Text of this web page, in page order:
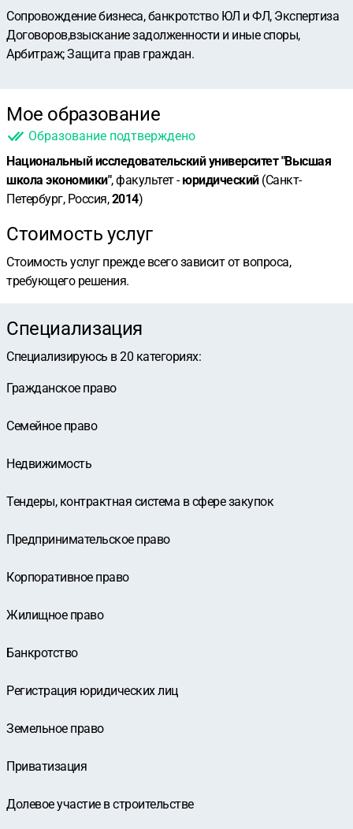
Сопровождение бизнеса, банкротство ЮЛ и ФЛ, Экспертиза
Договоров,взыскание задолженности и иные споры,
Арбитраж; Защита прав граждан.
Мое образование
Образование подтверждено
Национальный исследовательский университет "Высшая
школа экономики", факультет -юридический(Санкт-
Петербург, Россия,2014)
Стоимость услуг
Стоимость услуг прежде всего зависит от вопроса,
требующего решения.
Специализация
Специализируюсь в20 категориях:
Гражданское право
Семейное право
Недвижимость
Тендеры, контрактная система в сфере закупок
Предпринимательское право
Корпоративное право
Жилищное право
Банкротство
Регистрация юридических лиц
Земельное право
Приватизация
Долевое участие в строительстве